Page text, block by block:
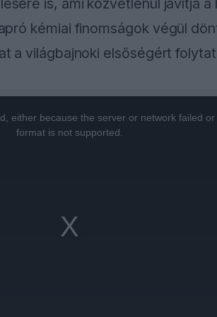
kémiai finomságok végül
a világbajnoki elsőségért
either because the server or network failed
format is not supported.